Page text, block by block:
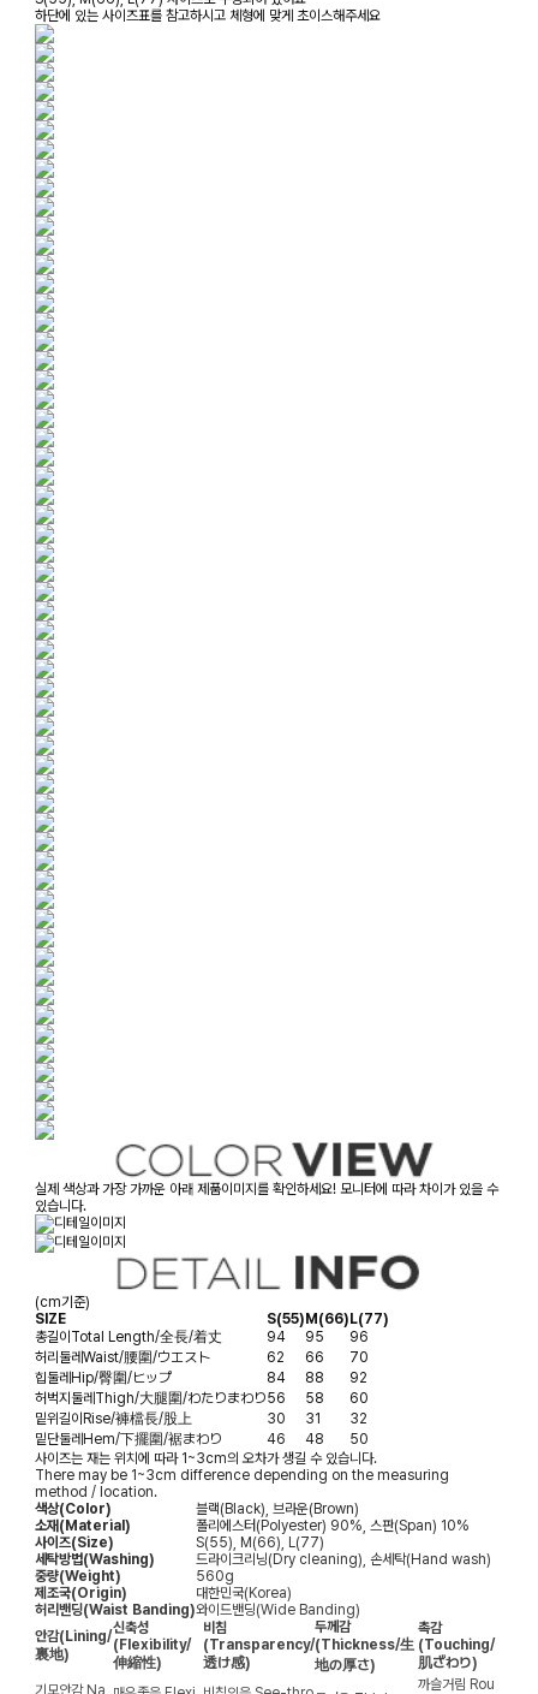
하단에 있는 사이즈표를 참고하시고 체형에 맞게 초이스해주세요
실제 색상과 가장 가까운 아래 제품이미지를 확인하세요! 모니터에 따라 차이가 있을 수
있습니다.
(cm기준)
SIZE
S(55)M(66)L(77)
총길이Total Length/全長/着丈 94 95
96
허리둘레Waist/腰圍/ウエスト 62 66
70
힙둘레Hip/臀圍/ヒップ 84 88
92
허벅지둘레Thigh/大腿圍/わたりまわり56 58
60
밑위길이Rise/褲檔長/股上 30 31
32
밑단둘레Hem/下擺圍/裾まわり 46 48
50
사이즈는 재는 위치에 따라 1~3cm의 오차가 생길 수 있습니다.
There may be 1~3cm difference depending on the measuring
method / location.
색상(Color)
블랙(Black), 브라운(Brown)
소재(Material)
폴리에스터(Polyester) 90%, 스판(Span) 10%
사이즈(Size)
S(55), M(66), L(77)
세탁방법(Washing)
드라이크리닝(Dry cleaning), 손세탁(Hand wash)
중량(Weight)
560g
제조국(Origin)
대한민국(Korea)
허리밴딩(Waist Banding)와이드밴딩(Wide Banding)
안감(Lining/
裏地)
신축성
(Flexibility/
伸縮性)
비침
(Transparency/
透け感)
두께감
(Thickness/生
地の厚さ)
촉감
(Touching/
肌ざわり)
기모안감 Na 까슬거림 Rou